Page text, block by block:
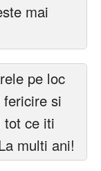
mai
pe loc
si
tot ce iti
multi ani!